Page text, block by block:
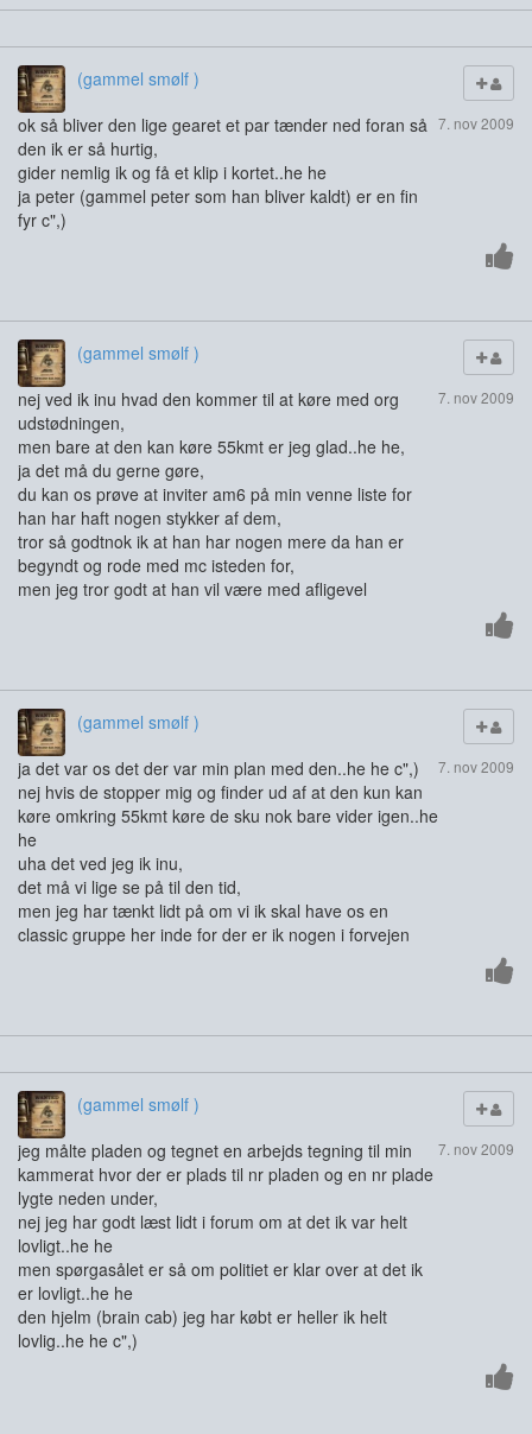
(gammel smølf )
7. nov 2009
ok så bliver den lige gearet et par tænder ned foran så
den ik er så hurtig,
gider nemlig ik og få et klip i kortet..he he
ja peter (gammel peter som han bliver kaldt) er en fin
fyr c",)
(gammel smølf )
7. nov 2009
nej ved ik inu hvad den kommer til at køre med org
udstødningen,
men bare at den kan køre 55kmt er jeg glad..he he,
ja det må du gerne gøre,
du kan os prøve at inviter am6 på min venne liste for
han har haft nogen stykker af dem,
tror så godtnok ik at han har nogen mere da han er
begyndt og rode med mc isteden for,
men jeg tror godt at han vil være med afligevel
(gammel smølf )
7. nov 2009
ja det var os det der var min plan med den..he he c",)
nej hvis de stopper mig og finder ud af at den kun kan
køre omkring 55kmt køre de sku nok bare vider igen..he
he
uha det ved jeg ik inu,
det må vi lige se på til den tid,
men jeg har tænkt lidt på om vi ik skal have os en
classic gruppe her inde for der er ik nogen i forvejen
(gammel smølf )
7. nov 2009
jeg målte pladen og tegnet en arbejds tegning til min
kammerat hvor der er plads til nr pladen og en nr plade
lygte neden under,
nej jeg har godt læst lidt i forum om at det ik var helt
lovligt..he he
men spørgasålet er så om politiet er klar over at det ik
er lovligt..he he
den hjelm (brain cab) jeg har købt er heller ik helt
lovlig..he he c",)